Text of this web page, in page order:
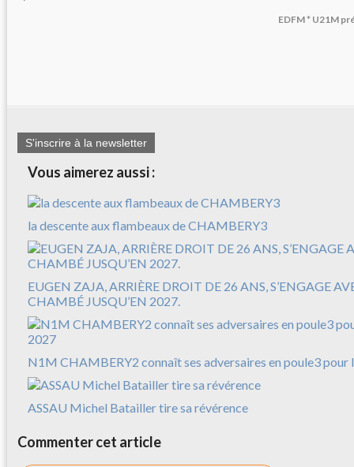
EDFM * U21M
S'inscrire à la newsletter
Vous aimerez aussi :
la descente aux flambeaux de CHAMBERY3
EUGEN ZAJA, ARRIÈRE DROIT DE 26 ANS, S’ENGAGE
CHAMBÉ JUSQU’EN 2027.
N1M CHAMBERY2 connaît ses adversaires en poule3 pour
ASSAU Michel Batailler tire sa révérence
Commenter cet article